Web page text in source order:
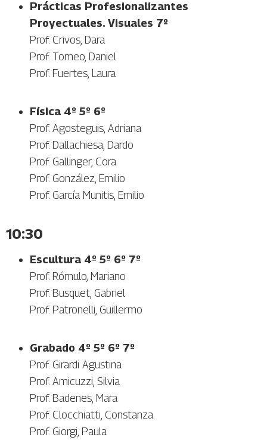
Prácticas Profesionalizantes
Proyectuales. Visuales 7º
Prof. Crivos, Dara
Prof. Tomeo, Daniel
Prof. Fuertes, Laura
Física 4º 5º 6º
Prof. Agosteguis, Adriana
Prof. Dallachiesa, Dardo
Prof. Gallinger, Cora
Prof. González, Emilio
Prof. García Munitis, Emilio
10:30
Escultura 4º 5º 6º 7º
Prof. Rómulo, Mariano
Prof. Busquet, Gabriel
Prof. Patronelli, Guillermo
Grabado 4º 5º 6º 7º
Prof. Girardi Agustina
Prof. Amicuzzi, Silvia
Prof. Badenes, Mara
Prof. Clocchiatti, Constanza
Prof. Giorgi, Paula